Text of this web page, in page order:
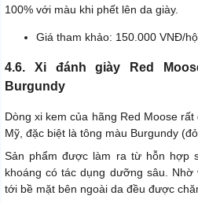
100% với màu khi phết lên da giày.
Giá tham khảo: 150.000 VNĐ/
4.6. Xi đánh giày Red
Burgundy
Dòng xi kem của hãng Red Moose
Mỹ, đặc biệt là tông màu Burgundy
Sản phẩm được làm ra từ hỗn hợp
khoáng có tác dụng dưỡng sâu.
tới bề mặt bên ngoài da đều được